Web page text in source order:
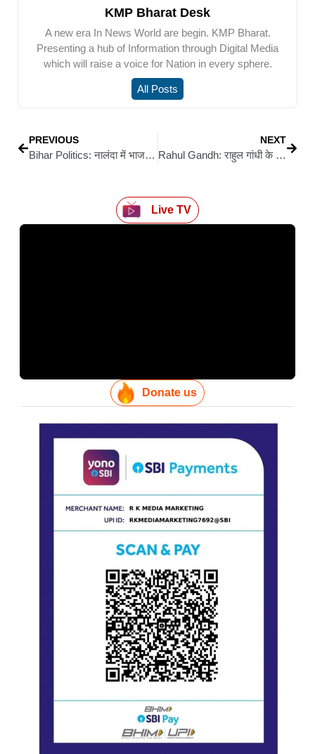
KMP Bharat Desk
A new era In News World are begin. KMP Bharat.
Presenting a hub of Information through Digital Media
which will raise a voice for Nation in every sphere.
All Posts
PREVIOUS
Bihar Politics: नालंदा में भाजपा प्रवक्ता बोले – राहुल की ‘वोटर अधिकार यात्रा’ झूठ और फरेब, 22 को गया की सभा देगी जवाब
NEXT
Rahul Gandh: राहुल गांधी के आरा आगमन की तैयारी : इंडिया गठबंधन की बैठक में जोश, 30 अगस्त को होगा भोजपुर में आगमन
Live TV
Donate us